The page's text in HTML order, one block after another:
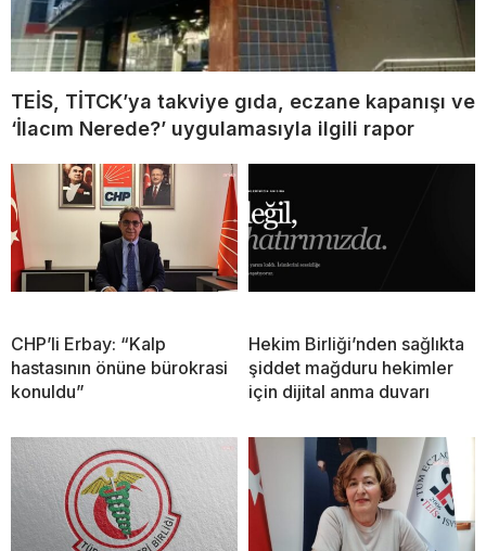
TEİS, TİTCK’ya takviye gıda, eczane kapanışı ve
‘İlacım Nerede?’ uygulamasıyla ilgili rapor
CHP’li Erbay: “Kalp
hastasının önüne bürokrasi
konuldu”
Hekim Birliği’nden sağlıkta
şiddet mağduru hekimler
için dijital anma duvarı